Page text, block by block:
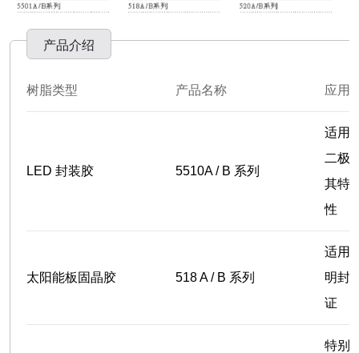
产品介绍
树脂类型 产品名称 应用
LED 封装胶 5510A / B 系列
适用
二极
其特
性
太阳能板固晶胶 518 A / B 系列
适用
明封
证
特别